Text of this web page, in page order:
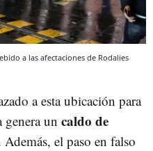
a las afectaciones de Rodalies
a esta ubicación para
un caldo de
Además, el paso en falso